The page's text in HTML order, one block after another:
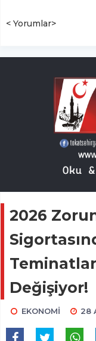
< Yorumlar>
2026
Değişiyor!
EKONOMİ 28